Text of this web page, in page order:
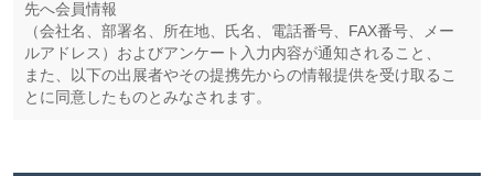
先へ会員情報
（会社名、部署名、所在地、氏名、電話番号、FAX番号、メー
ルアドレス）およびアンケート入力内容が通知されること、
また、以下の出展者やその提携先からの情報提供を受け取るこ
とに同意したものとみなされます。